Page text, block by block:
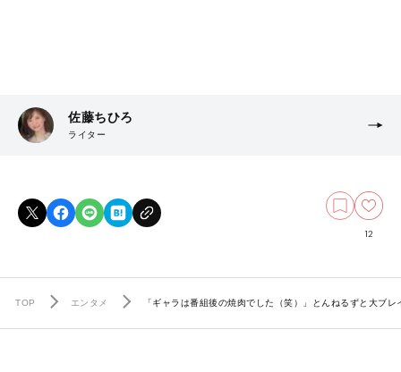
佐藤ちひろ
ライター
12
TOP エンタメ 「ギャラは番組後の焼肉でした（笑）」とんねるずと大ブ